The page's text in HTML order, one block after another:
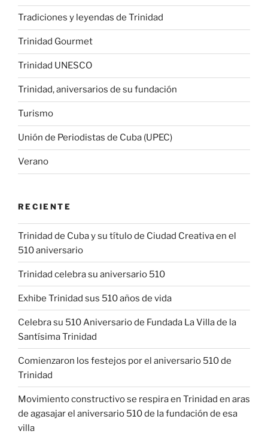
Tradiciones y leyendas de Trinidad
Trinidad Gourmet
Trinidad UNESCO
Trinidad, aniversarios de su fundación
Turismo
Unión de Periodistas de Cuba (UPEC)
Verano
RECIENTE
Trinidad de Cuba y su título de Ciudad Creativa en el
510 aniversario
Trinidad celebra su aniversario 510
Exhibe Trinidad sus 510 años de vida
Celebra su 510 Aniversario de Fundada La Villa de la
Santísima Trinidad
Comienzaron los festejos por el aniversario 510 de
Trinidad
Movimiento constructivo se respira en Trinidad en aras
de agasajar el aniversario 510 de la fundación de esa
villa